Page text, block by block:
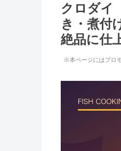
クロダイ
き・煮付
絶品に仕
※本ページにはプロ